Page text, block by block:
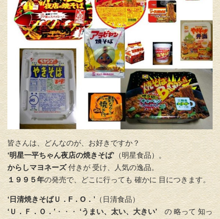
皆さんは、どんなのが、お好きですか？
‘明星一平ちゃん夜店の焼きそば’ （明星食品）。
からしマヨネーズ付きが 受け、人気の逸品。
１９９５年の発売で、どこに行っても 確かに 目につきます。
‘日清焼きそばＵ．F．O．’ （日清食品）
‘Ｕ．Ｆ．Ｏ．’・・・ ‘うまい、太い、大きい’ の 略って 知っ